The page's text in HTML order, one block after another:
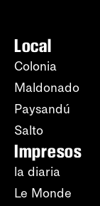
Local
Colonia
Maldonado
Paysandú
Salto
Impresos
la diaria
Le Monde